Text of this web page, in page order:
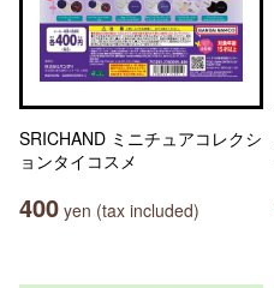
SRICHAND ミニチュアコレクシ
ョンタイコスメ
400 yen (tax included)